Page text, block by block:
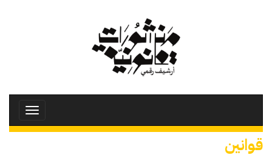
Toggle
قوانين